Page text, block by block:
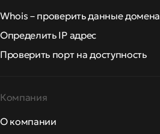
Whois – проверить данные домена
Определить IP адрес
Проверить порт на доступность
Компания
О компании